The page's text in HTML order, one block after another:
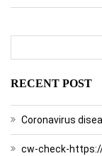
RECENT POST
Coronavirus
cw-check-